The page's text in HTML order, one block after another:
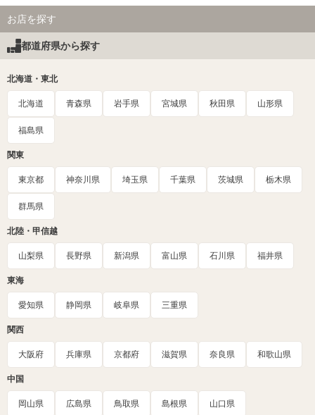
お店を探す
都道府県から探す
北海道・東北
北海道 青森県 岩手県 宮城県 秋田県 山形県
福島県
関東
東京都 神奈川県 埼玉県 千葉県 茨城県 栃木県
群馬県
北陸・甲信越
山梨県 長野県 新潟県 富山県 石川県 福井県
東海
愛知県 静岡県 岐阜県 三重県
関西
大阪府 兵庫県 京都府 滋賀県 奈良県 和歌山県
中国
岡山県 広島県 鳥取県 島根県 山口県